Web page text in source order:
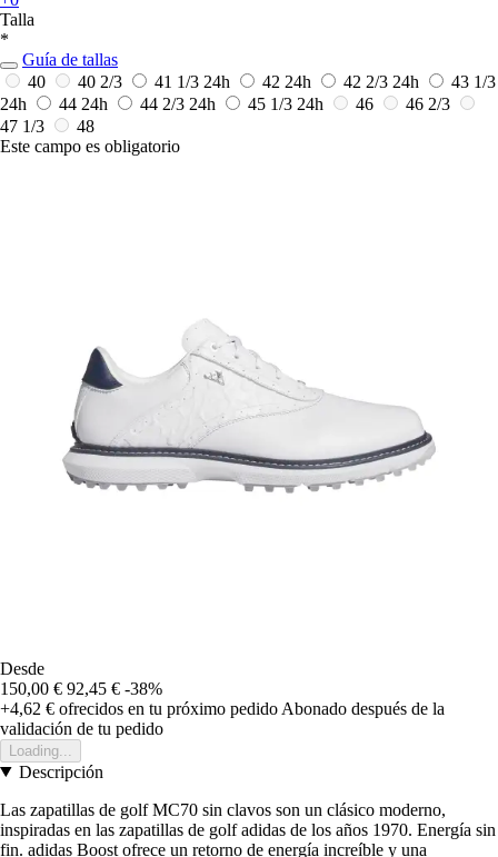
Talla
*
Guía de tallas
40
40 2/3 41 1/3 24h 42 24h 42 2/3 24h
43 1/3
24h
44 24h 44 2/3 24h 45 1/3 24h 46
46 2/3
47 1/3
48
Este campo es obligatorio
Desde
150,00 € 92,45 € -38%
+4,62 € ofrecidos en tu próximo pedido Abonado después de la
validación de tu pedido
Loading...
Descripción
Las zapatillas de golf MC70 sin clavos son un clásico moderno,
inspiradas en las zapatillas de golf adidas de los años 1970. Energía sin
fin. adidas Boost ofrece un retorno de energía increíble y una